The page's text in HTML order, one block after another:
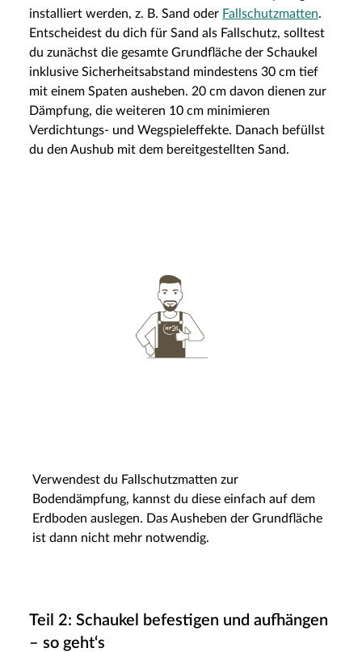
installiert werden, z. B. Sand oder Fallschutzmatten.
Entscheidest du dich für Sand als Fallschutz, solltest
du zunächst die gesamte Grundfläche der Schaukel
inklusive Sicherheitsabstand mindestens 30 cm tief
mit einem Spaten ausheben. 20 cm davon dienen zur
Dämpfung, die weiteren 10 cm minimieren
Verdichtungs- und Wegspieleffekte. Danach befüllst
du den Aushub mit dem bereitgestellten Sand.
Verwendest du Fallschutzmatten zur
Bodendämpfung, kannst du diese einfach auf dem
Erdboden auslegen. Das Ausheben der Grundfläche
ist dann nicht mehr notwendig.
Teil 2: Schaukel befestigen und aufhängen
– so geht‘s